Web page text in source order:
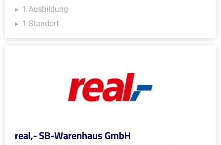
1 Ausbildung
1 Standort
real,- SB-Warenhaus GmbH